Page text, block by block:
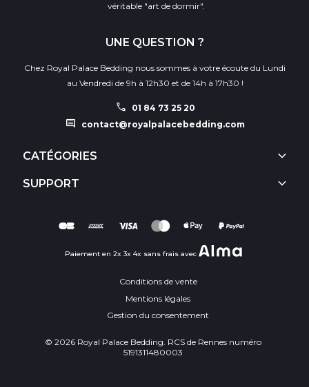
véritable "art de dormir".
UNE QUESTION ?
Chez Royal Palace Bedding nous sommes à votre écoute du Lundi
au Vendredi de 9h à 12h30 et de 14h à 17h30 !
call 01 84 73 25 20
comment contact@royalpalacebedding.com
CATÉGORIES keyboard_arrow_down
SUPPORT keyboard_arrow_down
Paiement en 2x 3x 4x sans frais avec
© 2026 Royal Palace Bedding. RCS de Rennes numéro
5191311480003
Conditions de vente
Mentions légales
Gestion du consentement